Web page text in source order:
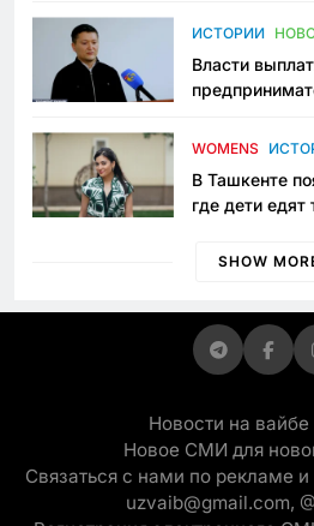
пространство
ИСТОРИИ
Власти
приговору
WOMENS
В Ташкенте
где дети едят
просить
SHOW
Новости на вайбе
Новое СМИ для
Связаться с нами по рекламе
uzvaib@gmail.com,